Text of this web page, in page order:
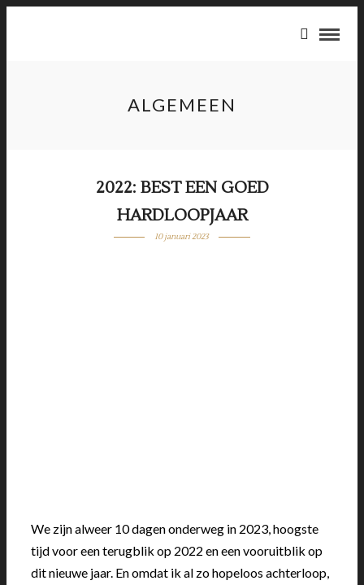
ALGEMEEN
2022: BEST EEN GOED
HARDLOOPJAAR
10 januari 2023
We zijn alweer 10 dagen onderweg in 2023, hoogste
tijd voor een terugblik op 2022 en een vooruitblik op
dit nieuwe jaar. En omdat ik al zo hopeloos achterloop,